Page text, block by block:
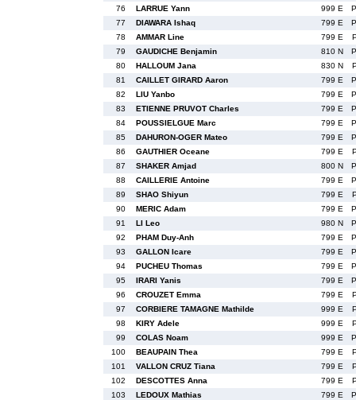
76
LARRUE Yann 999 E
77
DIAWARA Ishaq 799 E
78
AMMAR Line 799 E
79
GAUDICHE Benjamin 810 N
80
HALLOUM Jana 830 N
81
CAILLET GIRARD Aaron 799 E
82
LIU Yanbo 799 E
83
ETIENNE PRUVOT Charles 799 E
84
POUSSIELGUE Marc 799 E
85
DAHURON-OGER Mateo 799 E
86
GAUTHIER Oceane 799 E
87
SHAKER Amjad 800 N
88
CAILLERIE Antoine 799 E
89
SHAO Shiyun 799 E
90
MERIC Adam 799 E
91
LI Leo 980 N
92
PHAM Duy-Anh 799 E
93
GALLON Icare 799 E
94
PUCHEU Thomas 799 E
95
IRARI Yanis 799 E
96
CROUZET Emma 799 E
97
CORBIERE TAMAGNE Mathilde 999 E
98
KIRY Adele 999 E
99
COLAS Noam 999 E
100
BEAUPAIN Thea 799 E
101
VALLON CRUZ Tiana 799 E
102
DESCOTTES Anna 799 E
103
LEDOUX Mathias 799 E